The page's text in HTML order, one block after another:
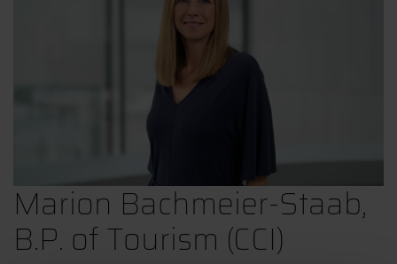
Marion Bachmeier-Staab,
B.P. of Tourism (CCI)